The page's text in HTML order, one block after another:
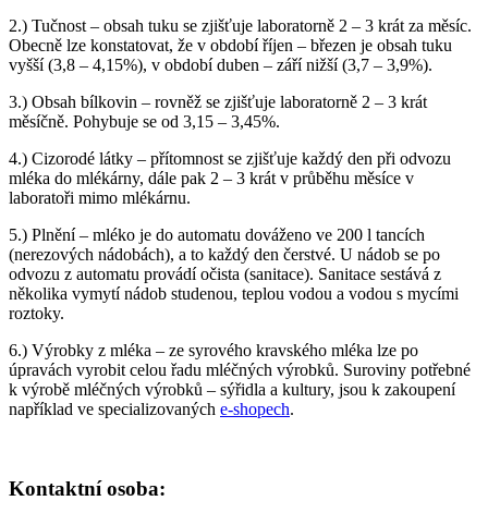
2.) Tučnost – obsah tuku se zjišťuje laboratorně 2 – 3 krát za měsíc.
Obecně lze konstatovat, že v období říjen – březen je obsah tuku
vyšší (3,8 – 4,15%), v období duben – září nižší (3,7 – 3,9%).
3.) Obsah bílkovin – rovněž se zjišťuje laboratorně 2 – 3 krát
měsíčně. Pohybuje se od 3,15 – 3,45%.
4.) Cizorodé látky – přítomnost se zjišťuje každý den při odvozu
mléka do mlékárny, dále pak 2 – 3 krát v průběhu měsíce v
laboratoři mimo mlékárnu.
5.) Plnění – mléko je do automatu dováženo ve 200 l tancích
(nerezových nádobách), a to každý den čerstvé. U nádob se po
odvozu z automatu provádí očista (sanitace). Sanitace sestává z
několika vymytí nádob studenou, teplou vodou a vodou s mycími
roztoky.
6.) Výrobky z mléka – ze syrového kravského mléka lze po
úpravách vyrobit celou řadu mléčných výrobků. Suroviny potřebné
k výrobě mléčných výrobků – sýřidla a kultury, jsou k zakoupení
například ve specializovaných e-shopech.
Kontaktní osoba: